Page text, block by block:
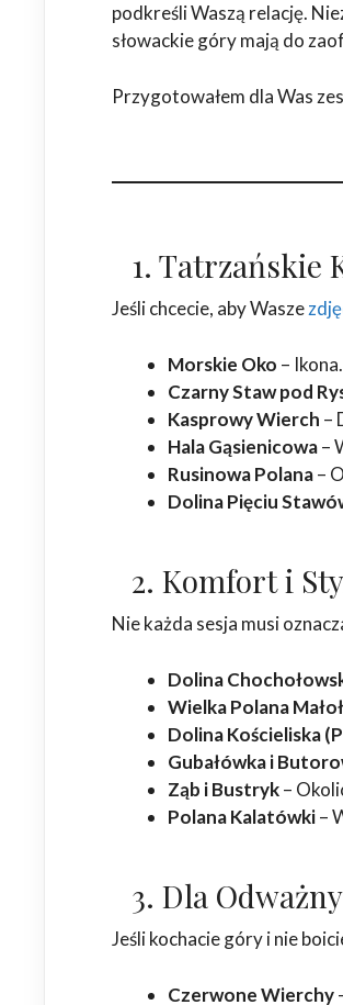
podkreśli Waszą relację.
słowackie góry mają do
Przygotowałem dla Was
1. Tatrzańskie
Jeśli chcecie, aby Wasze
Morskie Oko –
Czarny Staw pod
Kasprowy Wierch –
Hala Gąsienicowa–
Rusinowa Polana–
Dolina Pięciu
2. Komfort i
Nie każda sesja musi
Dolina
Wielka Polana
Dolina Kościeliska
Gubałówka i
Ząb i Bustryk–
Polana Kalatówki–
3. Dla
Jeśli kochacie góry i nie
Czerwone Wierchy